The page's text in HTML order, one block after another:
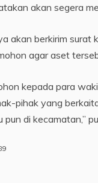
akan segera
akan berkirim
agar aset
kepada para
pihak yang
pun di kecamatan,”